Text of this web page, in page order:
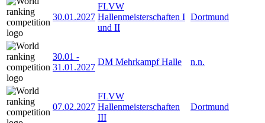
30.01.2027
FLVW
Hallenmeisterschaften I
und II
Dortmund
30.01 -
31.01.2027
DM Mehrkampf Halle n.n.
07.02.2027
FLVW
Hallenmeisterschaften
III
Dortmund